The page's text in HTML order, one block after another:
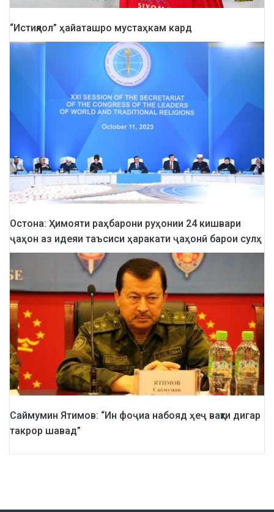
“Истиқлол” ҳайаташро мустаҳкам кард
Остона: Ҳимояти раҳбарони руҳонии 24 кишвари
ҷаҳон аз идеяи таъсиси ҳаракати ҷаҳонӣ барои сулҳ
Саймумин Ятимов: “Ин фоҷиа набояд ҳеҷ вақти дигар
такрор шавад”